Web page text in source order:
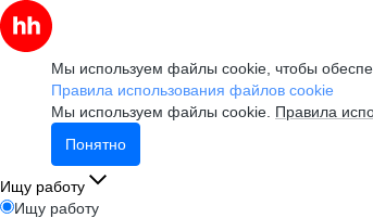
Мы используем файлы cookie, чтобы
Правила использования файлов cookie
Мы используем файлы cookie. Правила
Понятно
Ищу работу
Ищу работу